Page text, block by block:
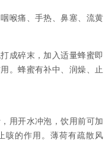
喉痛、手热、鼻塞、流黄
成碎末，加入适量蜂蜜即
。蜂蜜有补中、润燥、止
用开水冲泡，饮用前可加
咳的作用。薄荷有疏散风